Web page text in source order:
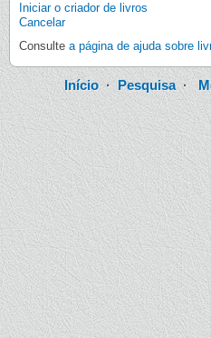
Iniciar o criador de livros
Cancelar
Consulte a página de ajuda sobre
Início· Pesquisa·